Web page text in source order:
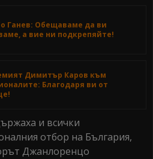
Ганев: Обещаваме да ви
а вие ни подкрепяйте!
Димитър Каров към
Благодаря ви от
и всички
отбор на България,
Джанлоренцо